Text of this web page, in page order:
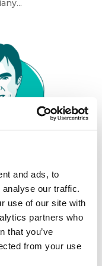
and ads, to
our traffic.
use of our site with
partners who
that you’ve
from your use
Wiedza
potrzeb
które
Keller
autor i ekspert